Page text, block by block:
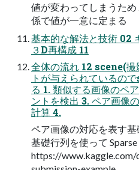
値が変わってしまうた
係で値が一意に定まる
基本的な解法と技術 02
３D再構成 11
全体の流れ 12 scene(撮
トが与えられているの
る 1. 類似する画像のペ
ントを検出 3. ペア画像
計算 4.
ペア画像の対応を表す
基礎行列を使って
https://